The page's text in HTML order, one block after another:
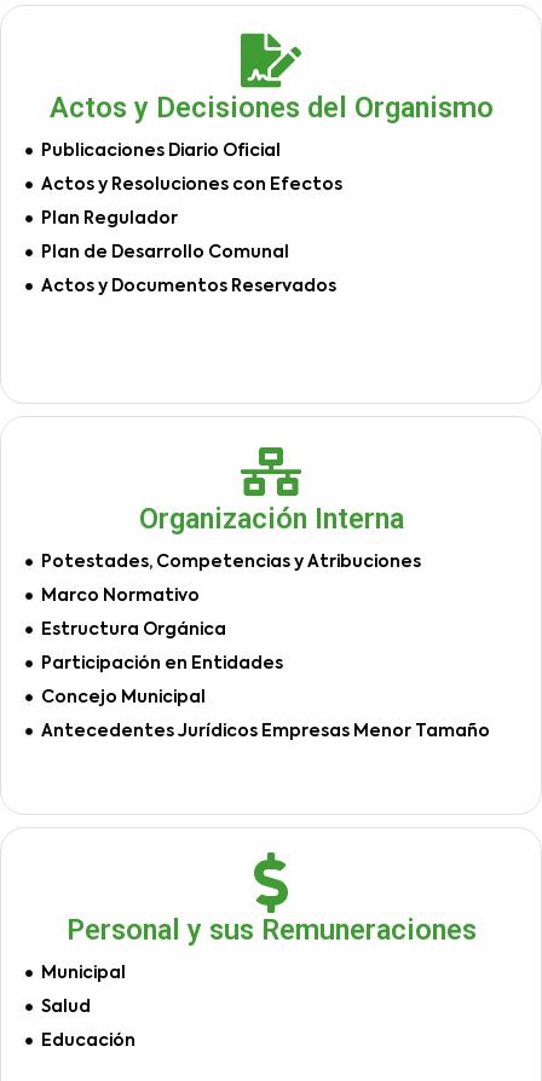
Actos y Decisiones del Organismo
Publicaciones Diario Oficial
Actos y Resoluciones con Efectos
Plan Regulador
Plan de Desarrollo Comunal
Actos y Documentos Reservados
Organización Interna
Potestades, Competencias y Atribuciones
Marco Normativo
Estructura Orgánica
Participación en Entidades
Concejo Municipal
Antecedentes Jurídicos Empresas Menor Tamaño
Personal y sus Remuneraciones
Municipal
Salud
Educación